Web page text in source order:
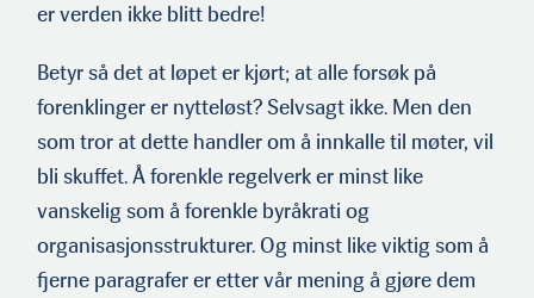
er verden ikke blitt bedre!
Betyr så det at løpet er kjørt; at alle forsøk på
forenklinger er nytteløst? Selvsagt ikke. Men den
som tror at dette handler om å innkalle til møter, vil
bli skuffet. Å forenkle regelverk er minst like
vanskelig som å forenkle byråkrati og
organisasjonsstrukturer. Og minst like viktig som å
fjerne paragrafer er etter vår mening å gjøre dem